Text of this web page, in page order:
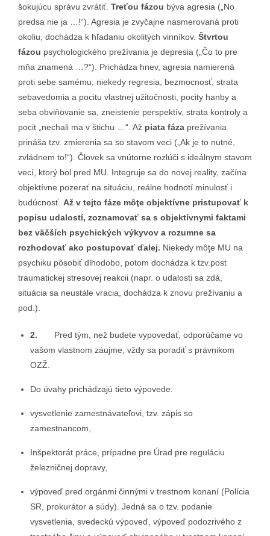
šokujúcu správu zvrátiť. Treťou fázou býva agresia („No
predsa nie ja …!“). Agresia je zvyčajne nasmerovaná proti
okoliu, dochádza k hľadaniu okolitých vinníkov. Štvrtou
fázou psychologického prežívania je depresia („Čo to pre
mňa znamená …?“). Prichádza hnev, agresia namierená
proti sebe samému, niekedy regresia, bezmocnosť, strata
sebavedomia a pocitu vlastnej užitočnosti, pocity hanby a
seba obviňovanie sa, zneistenie perspektív, strata kontroly a
pocit „nechali ma v štichu …“. Ažpiata fázaprežívania
prináša tzv. zmierenia sa so stavom veci („Ak je to nutné,
zvládnem to!“). Človek sa vnútorne rozlúči s ideálnym stavom
vecí, ktorý bol pred MU. Integruje sa do novej reality, začína
objektívne pozerať na situáciu, reálne hodnotí minulosť i
budúcnosť. Až v tejto fáze môţe objektívne pristupovať k
popisu udalostí, zoznamovať sa s objektívnymi faktami
bez väčších psychických výkyvov a rozumne sa
rozhodovať ako postupovať ďalej. Niekedy môţe MU na
psychiku pôsobiť dlhodobo, potom dochádza k tzv.post
traumatickej stresovej reakcii (napr. o udalosti sa zdá,
situácia sa neustále vracia, dochádza k znovu prežívaniu a
pod.).
2. Pred tým, než budete vypovedať, odporúčame vo
vašom vlastnom záujme, vždy sa poradiť s právnikom
OZŽ.
Do úvahy prichádzajú tieto výpovede:
vysvetlenie zamestnávateľovi, tzv. zápis so
zamestnancom,
Inšpektorát práce, prípadne pre Úrad pre reguláciu
železničnej dopravy,
výpoveď pred orgánmi činnými v trestnom konaní (Polícia
SR, prokurátor a súdy). Jedná sa o tzv. podanie
vysvetlenia, svedeckú výpoveď, výpoveď podozrivého z